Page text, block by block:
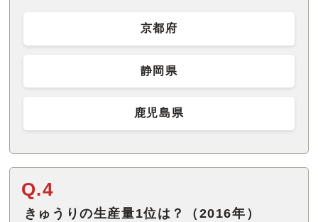
京都府
静岡県
鹿児島県
Q.4
きゅうりの生産量1位は？（2016年）